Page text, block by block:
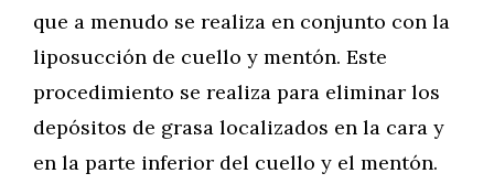
que a menudo se realiza en conjunto con la
liposucción de cuello y mentón. Este
procedimiento se realiza para eliminar los
depósitos de grasa localizados en la cara y
en la parte inferior del cuello y el mentón.